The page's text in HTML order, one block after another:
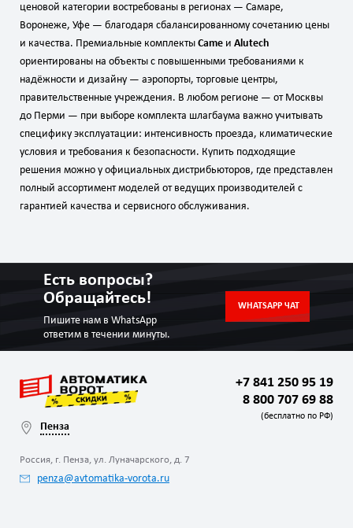
ценовой категории востребованы в регионах — Самаре,
Воронеже, Уфе — благодаря сбалансированному сочетанию цены
и качества. Премиальные комплекты Came и Alutech
ориентированы на объекты с повышенными требованиями к
надёжности и дизайну — аэропорты, торговые центры,
правительственные учреждения. В любом регионе — от Москвы
до Перми — при выборе комплекта шлагбаума важно учитывать
специфику эксплуатации: интенсивность проезда, климатические
условия и требования к безопасности. Купить подходящие
решения можно у официальных дистрибьюторов, где представлен
полный ассортимент моделей от ведущих производителей с
гарантией качества и сервисного обслуживания.
Есть вопросы?
Обращайтесь!
Пишите нам в WhatsApp
ответим в течении минуты.
WHATSAPP ЧАТ
Пенза
Россия, г. Пенза, ул. Луначарского, д. 7
penza@avtomatika-vorota.ru
+7 841 250 95 19
8 800 707 69 88
(бесплатно по РФ)